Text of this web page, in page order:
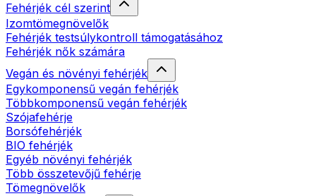
Fehérjék cél szerint
Izomtömegnövelők
Fehérjék testsúlykontroll támogatásához
Fehérjék nők számára
Vegán és növényi fehérjék
Egykomponensű vegán fehérjék
Többkomponensű vegán fehérjék
Szójafehérje
Borsófehérjék
BIO fehérjék
Egyéb növényi fehérjék
Több összetevőjű fehérje
Tömegnövelők